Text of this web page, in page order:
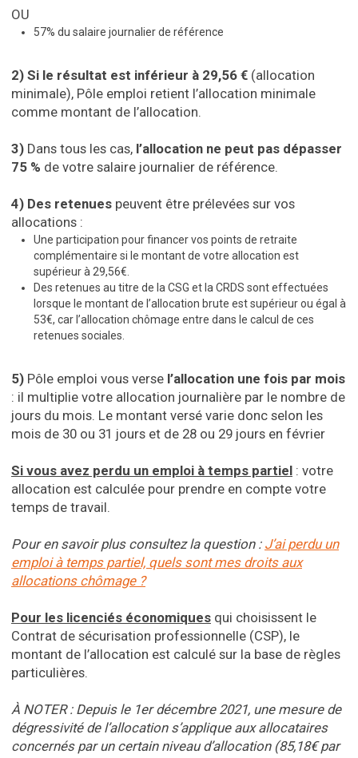
OU
57% du salaire journalier de référence
2) Si le résultat est inférieur à 29,56 € (allocation
minimale), Pôle emploi retient l’allocation minimale
comme montant de l’allocation.
3) Dans tous les cas, l’allocation ne peut pas dépasser
75 % de votre salaire journalier de référence.
4) Des retenues peuvent être prélevées sur vos
allocations :
Une participation pour financer vos points de retraite
complémentaire si le montant de votre allocation est
supérieur à 29,56€.
Des retenues au titre de la CSG et la CRDS sont effectuées
lorsque le montant de l’allocation brute est supérieur ou égal à
53€, car l’allocation chômage entre dans le calcul de ces
retenues sociales.
5) Pôle emploi vous verse l’allocation une fois par mois
: il multiplie votre allocation journalière par le nombre de
jours du mois. Le montant versé varie donc selon les
mois de 30 ou 31 jours et de 28 ou 29 jours en février
Si vous avez perdu un emploi à temps partiel : votre
allocation est calculée pour prendre en compte votre
temps de travail.
Pour en savoir plus consultez la question: J’ai perdu un
emploi à temps partiel, quels sont mes droits aux
allocations chômage ?
Pour les licenciés économiques qui choisissent le
Contrat de sécurisation professionnelle (CSP), le
montant de l’allocation est calculé sur la base de règles
particulières.
À NOTER : Depuis le 1er décembre 2021, une mesure de
dégressivité de l’allocation s’applique aux allocataires
concernés par un certain niveau d’allocation (85,18€ par